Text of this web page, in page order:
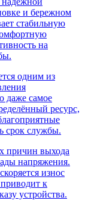
и бережном
стабильную
на
одним из
даже самое
ресурс,
срок службы.
причин выхода
напряжения.
износ
к
устройства.